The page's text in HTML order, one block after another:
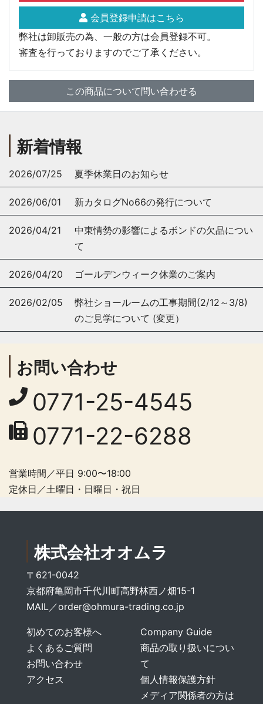
会員登録申請はこちら
弊社は卸販売の為、一般の方は会員登録不可。
審査を行っておりますのでご了承ください。
この商品について問い合わせる
新着情報
2026/07/25 夏季休業日のお知らせ
2026/06/01 新カタログNo66の発行について
2026/04/21
中東情勢の影響によるボンドの欠品につい
て
2026/04/20 ゴールデンウィーク休業のご案内
2026/02/05
弊社ショールームの工事期間(2/12～3/8)
のご見学について (変更）
お問い合わせ
0771-25-4545
0771-22-6288
営業時間／平日 9:00〜18:00
定休日／土曜日・日曜日・祝日
株式会社オオムラ
〒621-0042
京都府亀岡市千代川町高野林西ノ畑15-1
MAIL／order@ohmura-trading.co.jp
初めてのお客様へ
よくあるご質問
お問い合わせ
アクセス
Company Guide
商品の取り扱いについ
て
個人情報保護方針
メディア関係者の方は